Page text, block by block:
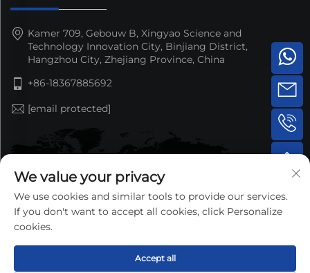
Kamer 709, Gebouw B, Xingyao Science and
Technology Innovation City, Binjiang District,
Hangzhou City, Zhejiang Province, China
+86-18367885692
[email protected]
We value your privacy
We use cookies and similar tools to provide our services.
If you don't want to accept all cookies, click Personalize
cookies.
Accept all